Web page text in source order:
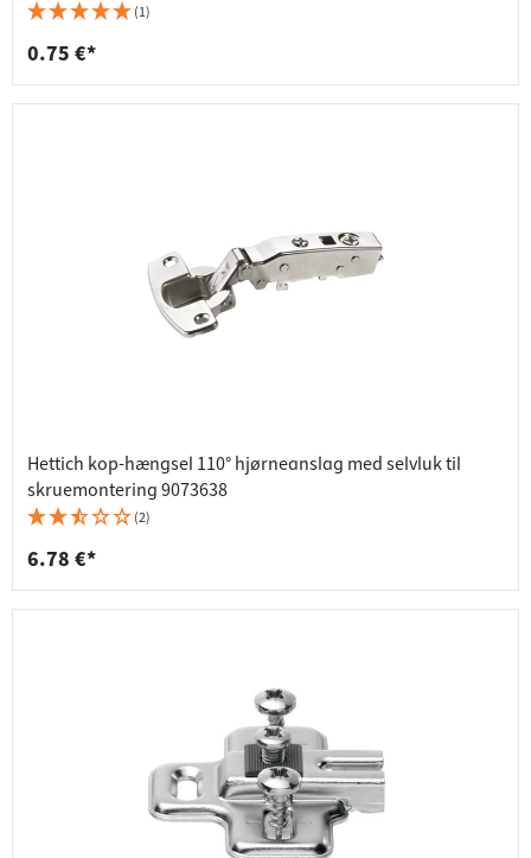
(1)
0.75 €*
Hettich kop-hængsel 110° hjørneanslag med selvluk til
skruemontering 9073638
(2)
6.78 €*